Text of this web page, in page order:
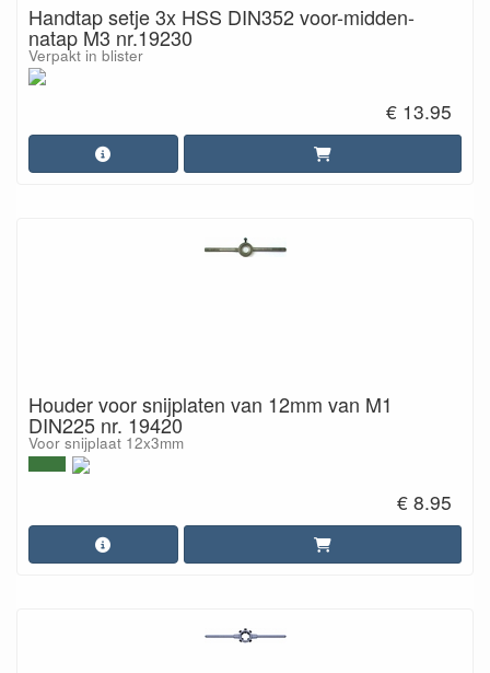
Handtap setje 3x HSS DIN352 voor-midden-
natap M3 nr.19230
Verpakt in blister
€ 13.95
Houder voor snijplaten van 12mm van M1
DIN225 nr. 19420
Voor snijplaat 12x3mm
€ 8.95